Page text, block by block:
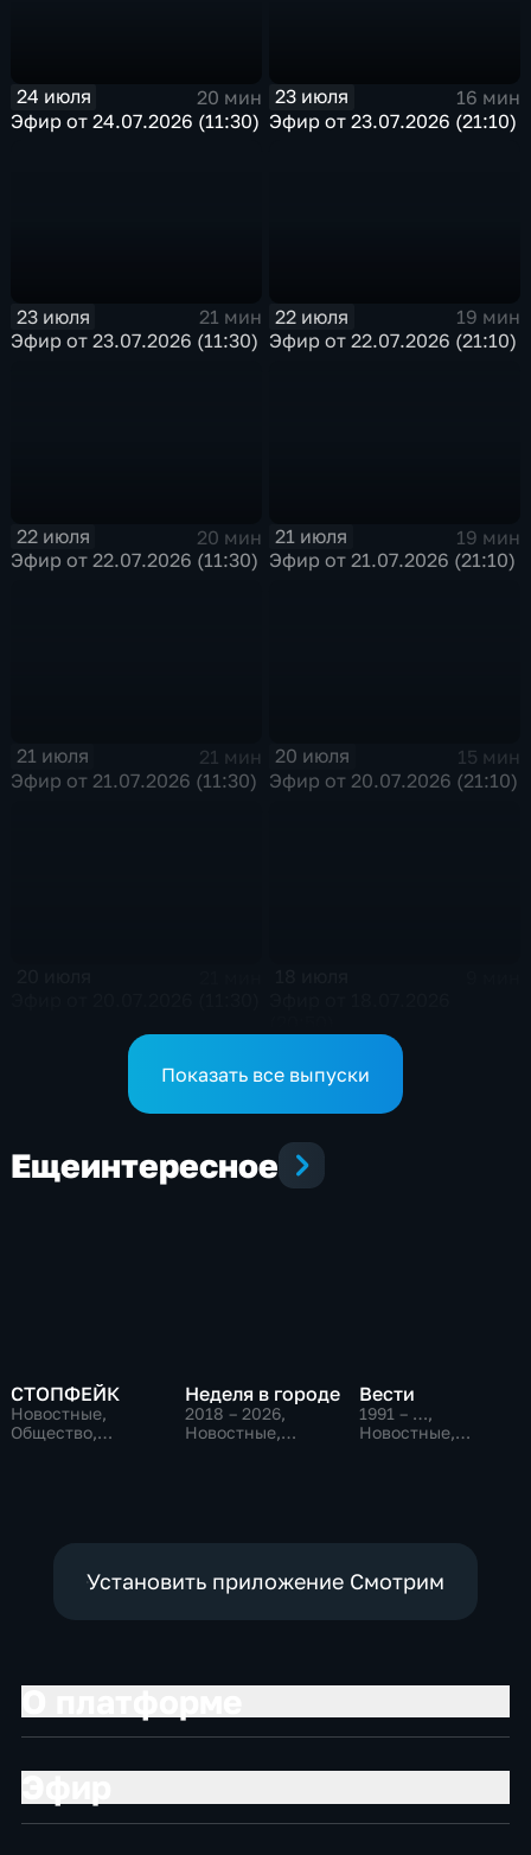
24 июля
20 мин
Эфир от 24.07.2026 (11:30)
23 июля
16 мин
Эфир от 23.07.2026 (21:10)
23 июля
21 мин
Эфир от 23.07.2026 (11:30)
22 июля
19 мин
Эфир от 22.07.2026 (21:10)
22 июля
20 мин
Эфир от 22.07.2026 (11:30)
21 июля
19 мин
Эфир от 21.07.2026 (21:10)
21 июля
21 мин
Эфир от 21.07.2026 (11:30)
20 июля
15 мин
Эфир от 20.07.2026 (21:10)
Показать все выпуски
Ещеинтересное
СТОПФЕЙК
Новостные,
Общество,
Неделя в городе
2018 – 2026,
Новостные,
Вести
1991 – …,
Новостные,
Установить приложение Смотрим